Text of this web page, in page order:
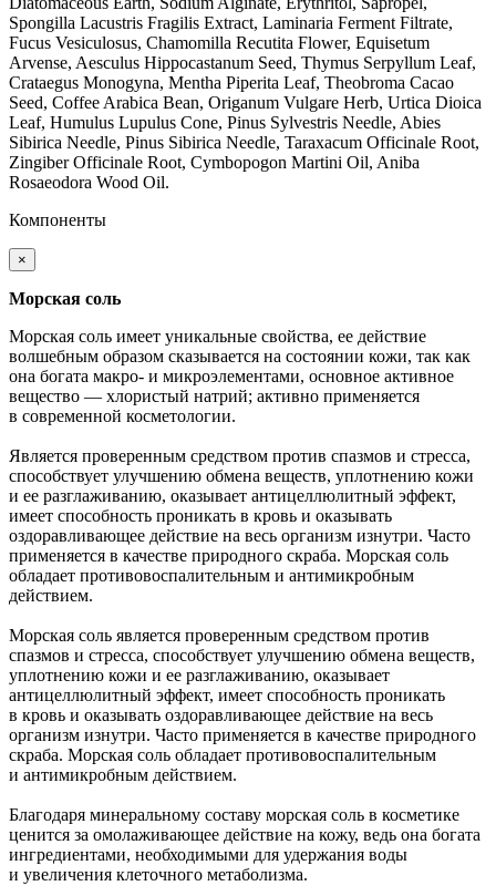
Spongilla Lacustris Fragilis Extract, Laminaria Ferment Filtrate,
Fucus Vesiculosus, Chamomilla Recutita Flower, Equisetum
Arvense, Aesculus Hippocastanum Seed, Thymus Serpyllum Leaf,
Crataegus Monogyna, Mentha Piperita Leaf, Theobroma Cacao
Seed, Coffee Arabica Bean, Origanum Vulgare Herb, Urtica Dioica
Leaf, Humulus Lupulus Cone, Pinus Sylvestris Needle, Abies
Sibirica Needle, Pinus Sibirica Needle, Taraxacum Officinale Root,
Zingiber Officinale Root, Cymbopogon Martini Oil, Aniba
Rosaeodora Wood Oil.
Компоненты
×
Морская соль
Морская соль имеет уникальные свойства, ее действие
волшебным образом сказывается на состоянии кожи, так как
она богата макро- и микроэлементами, основное активное
вещество — хлористый натрий; активно применяется
в современной косметологии.
Является проверенным средством против спазмов и стресса,
способствует улучшению обмена веществ, уплотнению кожи
и ее разглаживанию, оказывает антицеллюлитный эффект,
имеет способность проникать в кровь и оказывать
оздоравливающее действие на весь организм изнутри. Часто
применяется в качестве природного скраба. Морская соль
обладает противовоспалительным и антимикробным
действием.
Морская соль является проверенным средством против
спазмов и стресса, способствует улучшению обмена веществ,
уплотнению кожи и ее разглаживанию, оказывает
антицеллюлитный эффект, имеет способность проникать
в кровь и оказывать оздоравливающее действие на весь
организм изнутри. Часто применяется в качестве природного
скраба. Морская соль обладает противовоспалительным
и антимикробным действием.
Благодаря минеральному составу морская соль в косметике
ценится за омолаживающее действие на кожу, ведь она богата
ингредиентами, необходимыми для удержания воды
и увеличения клеточного метаболизма.